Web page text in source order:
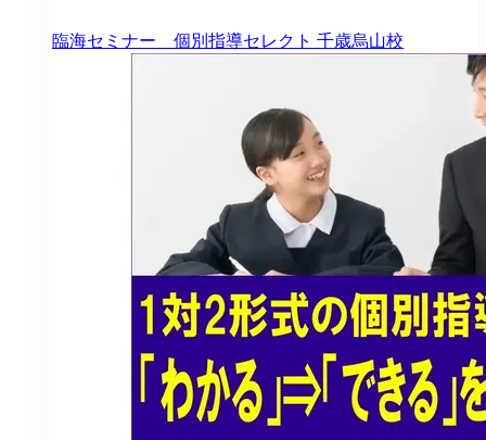
臨海セミナー 個別指導セレクト 千歳烏山校